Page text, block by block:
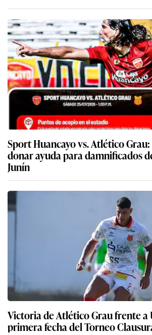
Sport Huancayo vs. Atlético
donar ayuda para damnificados
Junín
Victoria de Atlético Grau frente a
primera fecha del Torneo